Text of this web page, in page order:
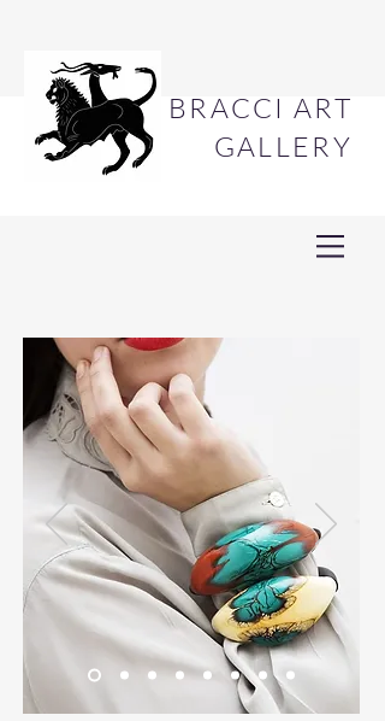
BRACCI ART
GALLERY
Studio Zero Vetro